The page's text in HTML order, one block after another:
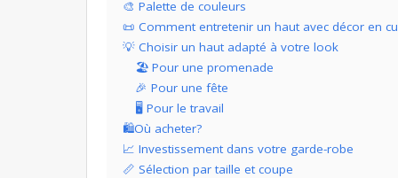
🎨 Palette de couleurs
📜 Comment entretenir un haut avec décor en
💡 Choisir un haut adapté à votre look
🏖 Pour une promenade
🎉 Pour une fête
🖥 Pour le travail
🛍Où acheter?
📈 Investissement dans votre garde-robe
📏 Sélection par taille et coupe